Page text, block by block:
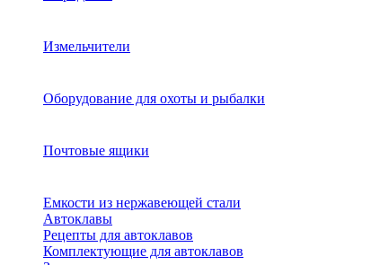
Измельчители
Оборудование для охоты и рыбалки
Почтовые ящики
Емкости из нержавеющей стали
Автоклавы
Рецепты для автоклавов
Комплектующие для автоклавов